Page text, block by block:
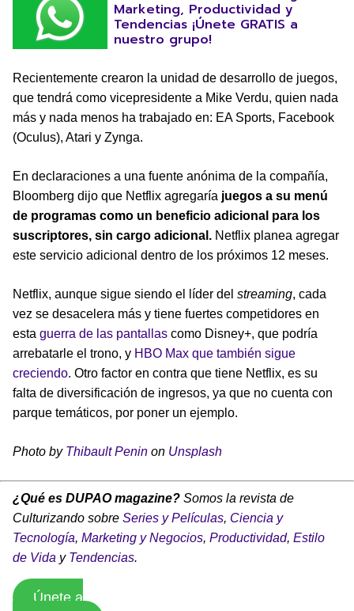
Marketing, Productividad y
Tendencias ¡Únete GRATIS a
nuestro grupo!
Recientemente crearon la unidad de desarrollo de juegos,
que tendrá como vicepresidente a Mike Verdu, quien nada
más y nada menos ha trabajado en: EA Sports, Facebook
(Oculus), Atari y Zynga.
En declaraciones a una fuente anónima de la compañía,
Bloomberg dijo que Netflix agregaría juegos a su menú
de programas como un beneficio adicional para los
suscriptores, sin cargo adicional. Netflix planea agregar
este servicio adicional dentro de los próximos 12 meses.
Netflix, aunque sigue siendo el líder del streaming, cada
vez se desacelera más y tiene fuertes competidores en
esta guerra de las pantallas como Disney+, que podría
arrebatarle el trono, y HBO Max que también sigue
creciendo. Otro factor en contra que tiene Netflix, es su
falta de diversificación de ingresos, ya que no cuenta con
parque temáticos, por poner un ejemplo.
Photo by Thibault Penin on Unsplash
¿Qué es DUPAO magazine? Somos la revista de
Culturizando sobre Series y Películas, Ciencia y
Tecnología, Marketing y Negocios, Productividad, Estilo
de Vida y Tendencias.
Únete a